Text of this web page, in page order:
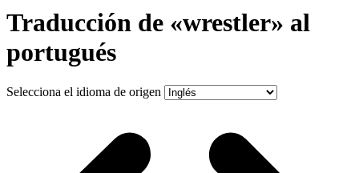
Traducción de «wrestler» al
portugués
Selecciona el idioma de origen